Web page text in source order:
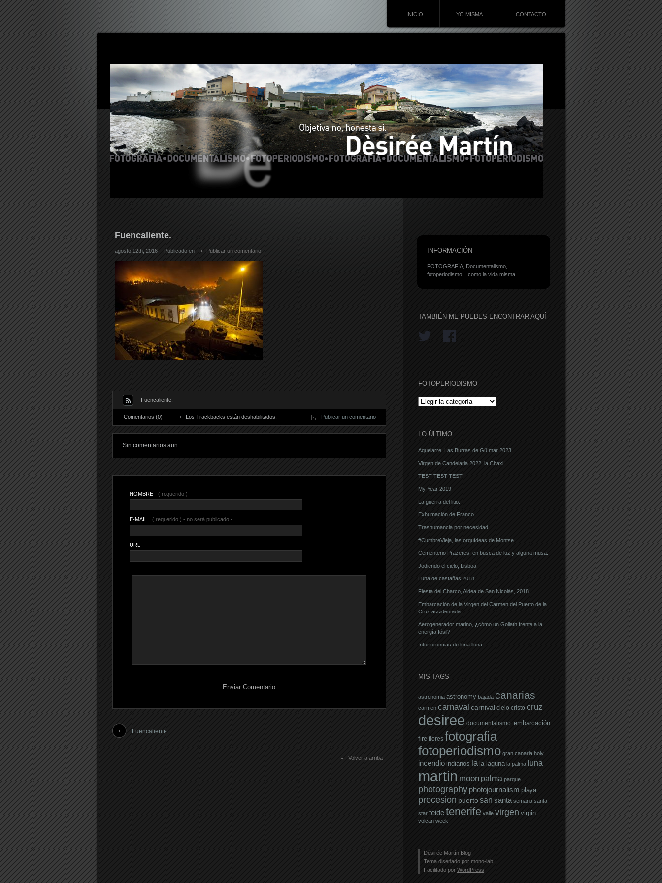
INICIO YO MISMA CONTACTO
Fuencaliente.
agosto 12th, 2016 Publicado en Publicar un comentario
Fuencaliente.
Comentarios (0) Los Trackbacks están deshabilitados. Publicar un comentario
Sin comentarios aun.
NOMBRE ( requerido )
E-MAIL ( requerido ) - no será publicado -
URL
Fuencaliente.
Volver a arriba
INFORMACIÓN
FOTOGRAFÍA, Documentalismo,
fotoperiodismo ...como la vida misma..
TAMBIÉN ME PUEDES ENCONTRAR AQUÍ
FOTOPERIODISMO
FOTOPERIODISMO
LO ÚLTIMO …
Aquelarre, Las Burras de Güímar 2023
Virgen de Candelaria 2022, la Chaxi!
TEST TEST TEST
My Year 2019
La guerra del litio.
Exhumación de Franco
Trashumancia por necesidad
#CumbreVieja, las orquídeas de Montse
Cementerio Prazeres, en busca de luz y alguna musa.
Jodiendo el cielo, Lisboa
Luna de castañas 2018
Fiesta del Charco, Aldea de San Nicolás, 2018
Embarcación de la Virgen del Carmen del Puerto de la
Cruz accidentada.
Aerogenerador marino, ¿cómo un Goliath frente a la
energía fósil?
Interferencias de luna llena
MIS TAGS
astronomia astronomy bajada canarias
carmen carnaval carnival cielo cristo cruz
desiree documentalismo. embarcación
fire flores fotografia
fotoperiodismo gran canaria holy
incendio indianos la la laguna la palma luna
martin moon palma parque
photography photojournalism playa
procesion puerto san santa semana santa
star teide tenerife valle virgen virgin
volcan week
Dèsirée Martín Blog
Tema diseñado por mono-lab
Facilitado por WordPress